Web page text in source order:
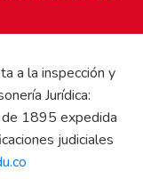
a la inspección y
Jurídica:
1895 expedida
judiciales